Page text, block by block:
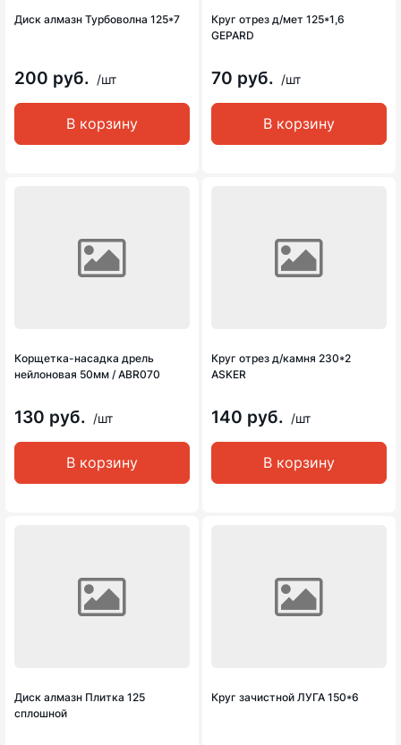
Диск алмазн Турбоволна 125*7
200 руб. /шт
В корзину
Круг отрез д/мет 125*1,6
GEPARD
70 руб. /шт
В корзину
Корщетка-насадка дрель
нейлоновая 50мм / ABR070
130 руб. /шт
В корзину
Круг отрез д/камня 230*2
ASKER
140 руб. /шт
В корзину
Диск алмазн Плитка 125
сплошной
Круг зачистной ЛУГА 150*6